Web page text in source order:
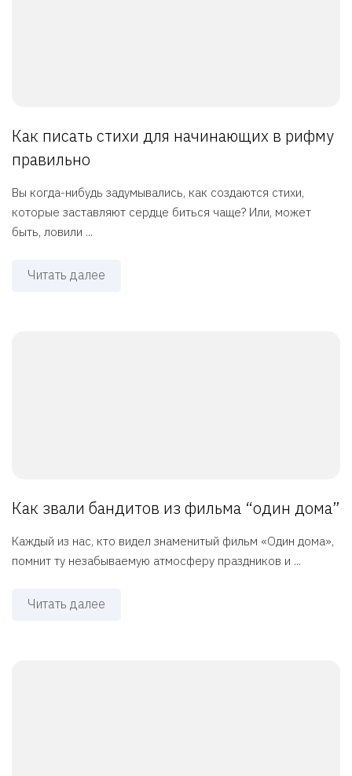
Как писать стихи для начинающих в рифму
правильно
Вы когда-нибудь задумывались, как создаются стихи,
которые заставляют сердце биться чаще? Или, может
быть, ловили ...
Читать далее
Как звали бандитов из фильма “один дома”
Каждый из нас, кто видел знаменитый фильм «Один дома»,
помнит ту незабываемую атмосферу праздников и ...
Читать далее